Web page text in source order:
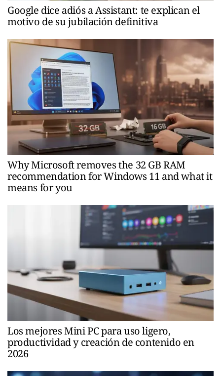
Google dice adiós a Assistant: te explican el
motivo de su jubilación definitiva
Why Microsoft removes the 32 GB RAM
recommendation for Windows 11 and what it
means for you
Los mejores Mini PC para uso ligero,
productividad y creación de contenido en
2026